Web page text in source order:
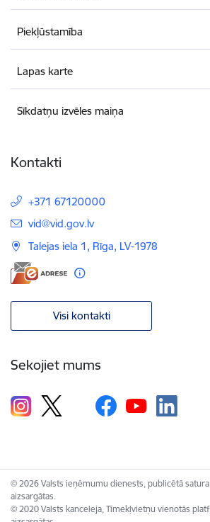
Piekļūstamība
Lapas karte
Sīkdatņu izvēles maiņa
Kontakti
+371 67120000
E-pasts:
vid@vid.gov.lv
Talejas iela 1, Rīga, LV-1978
Visi kontakti
Sekojiet mums
© 2026 Valsts ieņēmumu dienests, publicētā
aizsargātas.
© 2020 Valsts kanceleja, Tīmekļvietņu vienotās